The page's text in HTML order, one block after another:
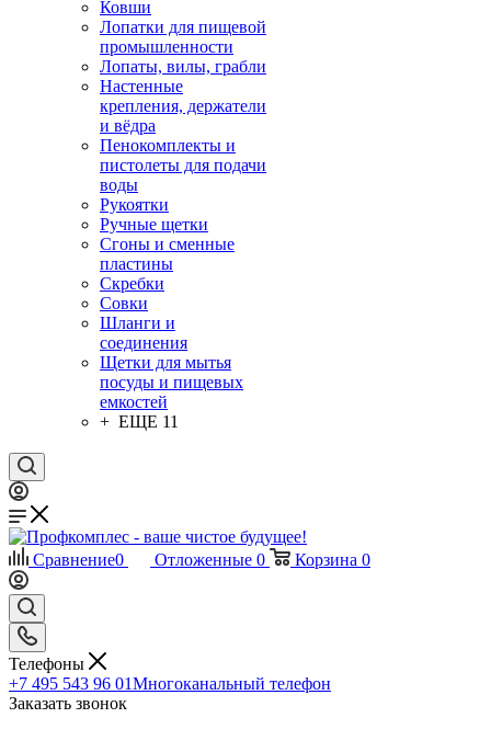
Ковши
Лопатки для пищевой
промышленности
Лопаты, вилы, грабли
Настенные
крепления, держатели
и вёдра
Пенокомплекты и
пистолеты для подачи
воды
Рукоятки
Ручные щетки
Сгоны и сменные
пластины
Скребки
Совки
Шланги и
соединения
Щетки для мытья
посуды и пищевых
емкостей
+ ЕЩЕ 11
Сравнение0 Отложенные 0 Корзина 0
Телефоны
+7 495 543 96 01Многоканальный телефон
Заказать звонок